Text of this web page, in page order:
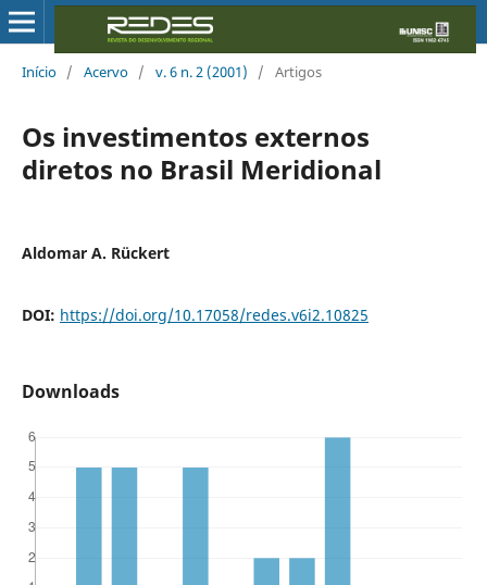
Início / Acervo / v. 6 n. 2 (2001) / Artigos
Os investimentos externos
diretos no Brasil Meridional
Aldomar A. Rückert
DOI: https://doi.org/10.17058/redes.v6i2.10825
Downloads